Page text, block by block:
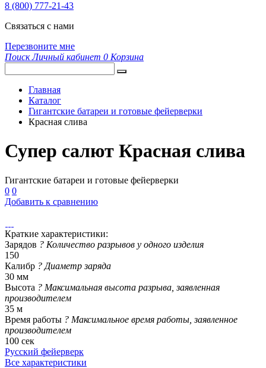
8 (800) 777-21-43
Связаться с нами
Перезвоните мне
Поиск Личный кабинет 0 Корзина
Главная
Каталог
Гигантские батареи и готовые фейерверки
Красная слива
Супер салют Красная слива
Гигантские батареи и готовые фейерверки
0 0
Добавить к сравнению
Краткие характеристики:
Зарядов ? Количество разрывов у одного изделия
150
Калибр ? Диаметр заряда
30 мм
Высота ? Максимальная высота разрыва, заявленная
производителем
35 м
Время работы ? Максимальное время работы, заявленное
производителем
100 сек
Русский фейерверк
Все характеристики